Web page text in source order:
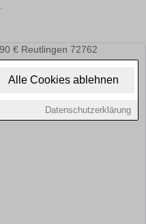
Alle Cookies ablehnen
Datenschutzerklärung